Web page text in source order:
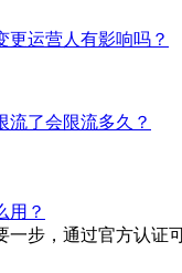
更运营人有影响吗？
流了会限流多久？
用？
步，通过官方认证